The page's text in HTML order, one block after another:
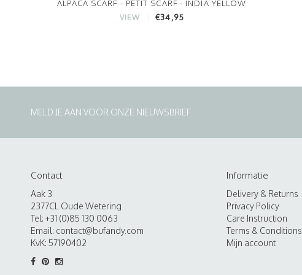
ALPACA SCARF - PETIT SCARF - INDIA YELLOW
VIEW €34,95
MELD JE AAN VOOR ONZE NIEUWSBRIEF
Contact
Aak 3
2377CL Oude Wetering
Tel: +31 (0)85 130 0063
Email: contact@bufandy.com
KvK: 57190402
Informatie
Delivery & Returns
Privacy Policy
Care Instruction
Terms & Conditions
Mijn account